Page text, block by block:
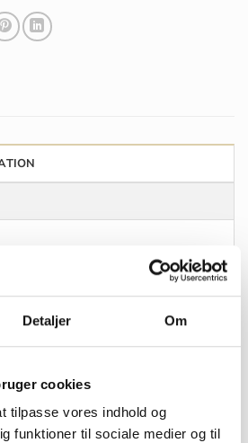
Detaljer Om
cookies
tilpasse vores indhold og
funktioner til sociale medier og til